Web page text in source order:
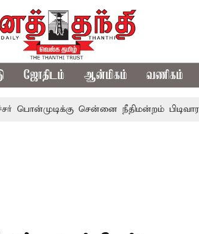
ஜோதிடம் ஆன்மிகம் வணிகம்
சென்னை நீதிமன்றம் பிடிவாராண்ட்